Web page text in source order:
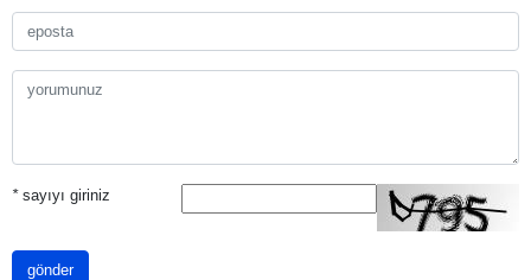
*sayıyı giriniz
gönder